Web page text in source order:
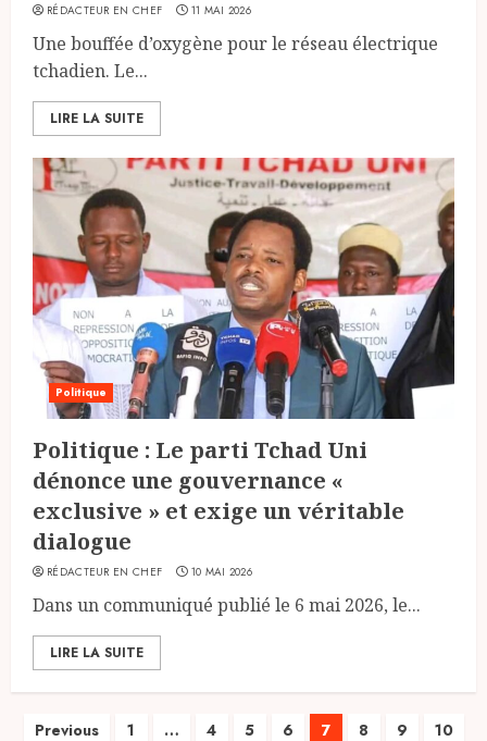
RÉDACTEUR EN CHEF 11 MAI 2026
Une bouffée d’oxygène pour le réseau électrique
tchadien. Le...
LIRE LA SUITE
Politique
Politique : Le parti Tchad Uni
dénonce une gouvernance «
exclusive » et exige un véritable
dialogue
RÉDACTEUR EN CHEF 10 MAI 2026
Dans un communiqué publié le 6 mai 2026, le...
LIRE LA SUITE
Previous 1 … 4 5 6 7 8 9
10